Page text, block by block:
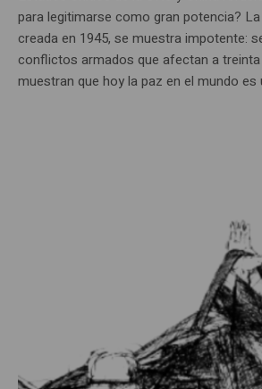
para legitimarse como gran potencia?
creada en 1945, se muestra impotente:
conflictos armados que afectan a
muestran que hoy la paz en el mundo es